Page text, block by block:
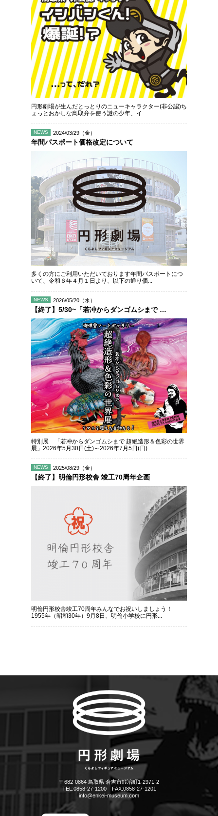
円形劇場が生んだとっとりのニューキャラクター(非公認)ち
ょっとおかしな鳥取弁を使う謎の少年、イ...
2024/03/29（金）
NEWS
年間パスポート価格改定について
多くの方にご利用いただいております年間パスポートにつ
いて、令和６年４月１日より、以下の通り価...
2026/05/20（水）
NEWS
【終了】5/30~「若冲からダンゴムシまで 超絶造形＆色彩の世界展」
特別展 「若冲からダンゴムシまで 超絶造形＆色彩の世界
展」2026年5月30日(土)～2026年7月5日(日)...
2025/08/29（金）
NEWS
【終了】明倫円形校舎 竣工70周年企画
明倫円形校舎竣工70周年みんなでお祝いしましょう！
1955年（昭和30年）9月8日、明倫小学校に円形...
〒682-0864 鳥取県 倉吉市鍛冶町1-2971-2
TEL:0858-27-1200 FAX:0858-27-1201
info@enkei-museum.com